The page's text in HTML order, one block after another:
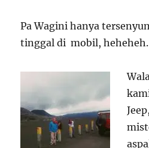
Pa Wagini hanya
tinggal di mobil,